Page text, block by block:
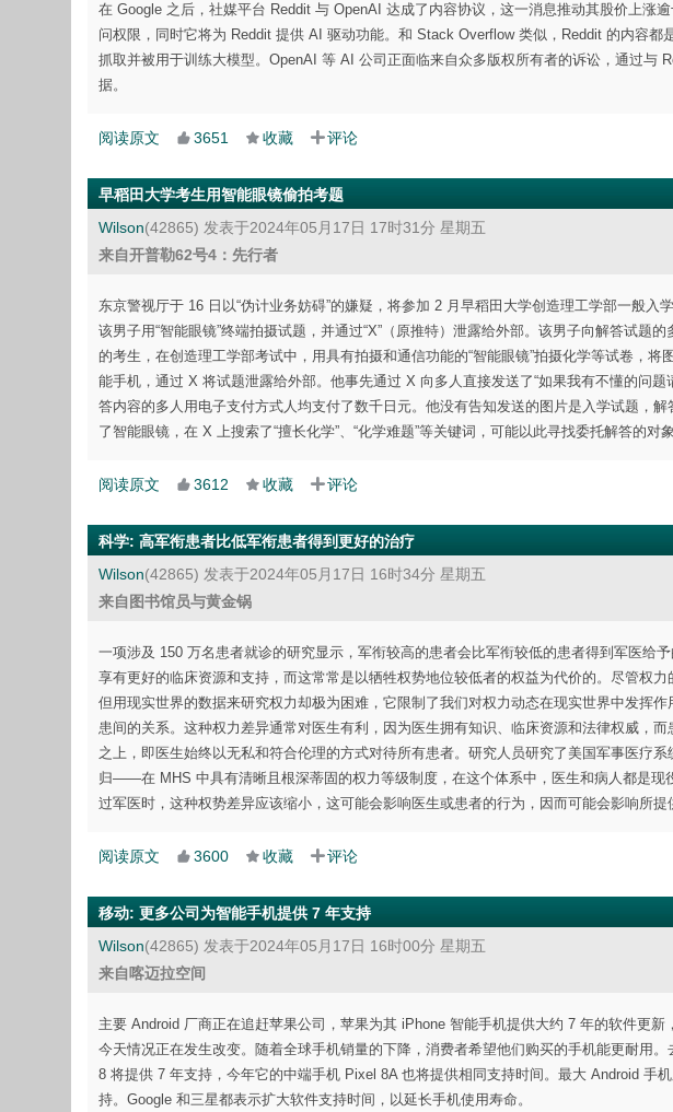
在 Google 之后，社媒平台 Reddit 与 OpenAI 达成了内容协议，这一消息推动其股价上涨
问权限，同时它将为 Reddit 提供 AI 驱动功能。和 Stack Overflow 类似，Reddit 的内容都
抓取并被用于训练大模型。OpenAI 等 AI 公司正面临来自众多版权所有者的诉讼，通过与
据。
阅读原文 3651 收藏 评论
早稻田大学考生用智能眼镜偷拍考题
Wilson(42865) 发表于2024年05月17日 17时31分 星期五
来自开普勒62号4：先行者
东京警视厅于 16 日以“伪计业务妨碍”的嫌疑，将参加 2 月早稻田大学创造理工学部一般
该男子用“智能眼镜”终端拍摄试题，并通过“X”（原推特）泄露给外部。该男子向解答试题
的考生，在创造理工学部考试中，用具有拍摄和通信功能的“智能眼镜”拍摄化学等试卷，
能手机，通过 X 将试题泄露给外部。他事先通过 X 向多人直接发送了“如果我有不懂的问题
答内容的多人用电子支付方式人均支付了数千日元。他没有告知发送的图片是入学试题，
了智能眼镜，在 X 上搜索了“擅长化学”、“化学难题”等关键词，可能以此寻找委托解答的对象
阅读原文 3612 收藏 评论
科学: 高军衔患者比低军衔患者得到更好的治疗
Wilson(42865) 发表于2024年05月17日 16时34分 星期五
来自图书馆员与黄金锅
一项涉及 150 万名患者就诊的研究显示，军衔较高的患者会比军衔较低的患者得到军医给
享有更好的临床资源和支持，而这常常是以牺牲权势地位较低者的权益为代价的。尽管权
但用现实世界的数据来研究权力却极为困难，它限制了我们对权力动态在现实世界中发挥
患间的关系。这种权力差异通常对医生有利，因为医生拥有知识、临床资源和法律权威，
之上，即医生始终以无私和符合伦理的方式对待所有患者。研究人员研究了美国军事医疗
归——在 MHS 中具有清晰且根深蒂固的权力等级制度，在这个体系中，医生和病人都是现
过军医时，这种权势差异应该缩小，这可能会影响医生或患者的行为，因而可能会影响所提
阅读原文 3600 收藏 评论
移动: 更多公司为智能手机提供 7 年支持
Wilson(42865) 发表于2024年05月17日 16时00分 星期五
来自喀迈拉空间
主要 Android 厂商正在追赶苹果公司，苹果为其 iPhone 智能手机提供大约 7 年的软件更
今天情况正在发生改变。随着全球手机销量的下降，消费者希望他们购买的手机能更耐用
8 将提供 7 年支持，今年它的中端手机 Pixel 8A 也将提供相同支持时间。最大 Android 手
持。Google 和三星都表示扩大软件支持时间，以延长手机使用寿命。